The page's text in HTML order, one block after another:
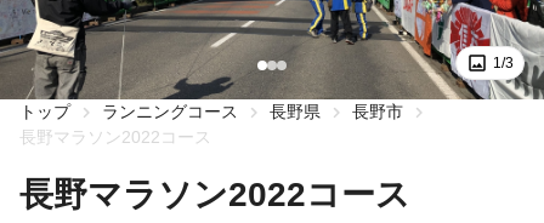
1/3
トップ ランニングコース 長野県
長野市
長野マラソン2022コース
長野マラソン2022コース